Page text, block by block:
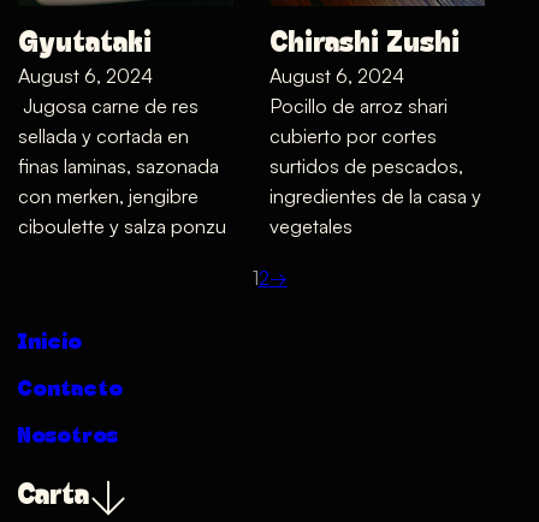
Gyutataki
August 6, 2024
Jugosa carne de res
sellada y cortada en
finas laminas, sazonada
con merken, jengibre
ciboulette y salza ponzu
Chirashi Zushi
August 6, 2024
Pocillo de arroz shari
cubierto por cortes
surtidos de pescados,
ingredientes de la casa y
vegetales
12→
Inicio
Contacto
Nosotros
Carta